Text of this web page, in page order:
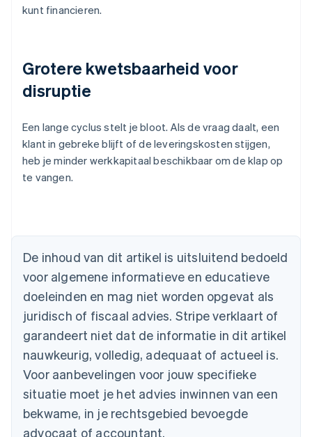
kunt financieren.
Grotere kwetsbaarheid voor
disruptie
Een lange cyclus stelt je bloot. Als de vraag daalt, een
klant in gebreke blijft of de leveringskosten stijgen,
heb je minder werkkapitaal beschikbaar om de klap op
te vangen.
De inhoud van dit artikel is uitsluitend bedoeld
voor algemene informatieve en educatieve
doeleinden en mag niet worden opgevat als
juridisch of fiscaal advies. Stripe verklaart of
garandeert niet dat de informatie in dit artikel
nauwkeurig, volledig, adequaat of actueel is.
Voor aanbevelingen voor jouw specifieke
situatie moet je het advies inwinnen van een
bekwame, in je rechtsgebied bevoegde
advocaat of accountant.
Australië
English
België
NederlandsFrançaisDeutschEnglish
Brazilië
Bulgarije
English
Canada
EnglishFrançais
Cyprus
English
English
Duitsland